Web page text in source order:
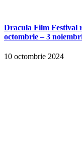
Dracula Film Festival
octombrie – 3
10 octombrie 2024